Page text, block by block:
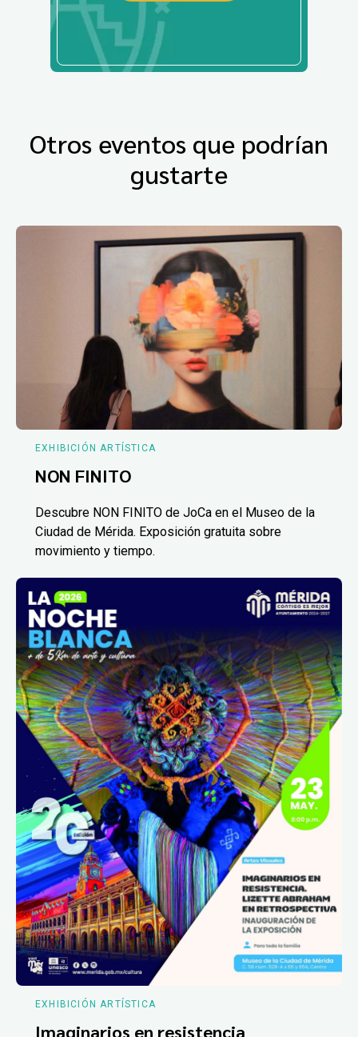
Otros eventos que podrían
gustarte
EXHIBICIÓN ARTÍSTICA
NON FINITO
Descubre NON FINITO de JoCa en el Museo de la
Ciudad de Mérida. Exposición gratuita sobre
movimiento y tiempo.
EXHIBICIÓN ARTÍSTICA
Imaginarios en resistencia